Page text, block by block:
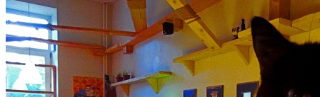
Фильтры